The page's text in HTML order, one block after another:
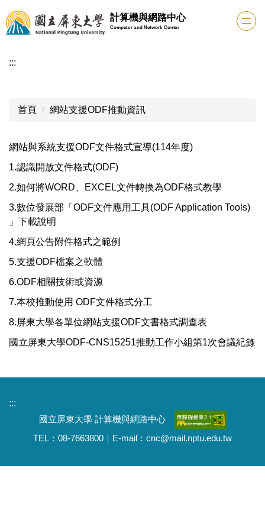
跳
到
主
內
計算機與網路中心
Computer and Network Center
:::
首頁 網站支援ODF推動資訊
網站與系統支援ODF文件格式宣導(114年度)
1.認識開放文件格式(ODF)
2.如何將WORD、EXCEL文件轉換為ODF格式教學
3.數位發展部「ODF文件應用工具(ODF Application Tools)
」下載說明
4.網頁公告附件格式之範例
5.支援ODF檔案之軟體
6.ODF相關技術或資源
7.本校推動使用 ODF文件格式分工
8.屏東大學各單位網站支援ODF文書格式調查表
國立屏東大學ODF-CNS15251推動工作小組第1次會議紀錄
:::
國立屏東大學 計算機與網路中心
TEL：08-7663800｜E-mail：cnc@mail.nptu.edu.tw